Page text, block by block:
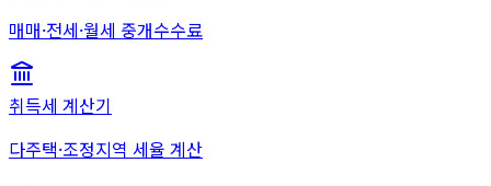
매매·전세·월세 중개수수료
취득세 계산기
다주택·조정지역 세율 계산